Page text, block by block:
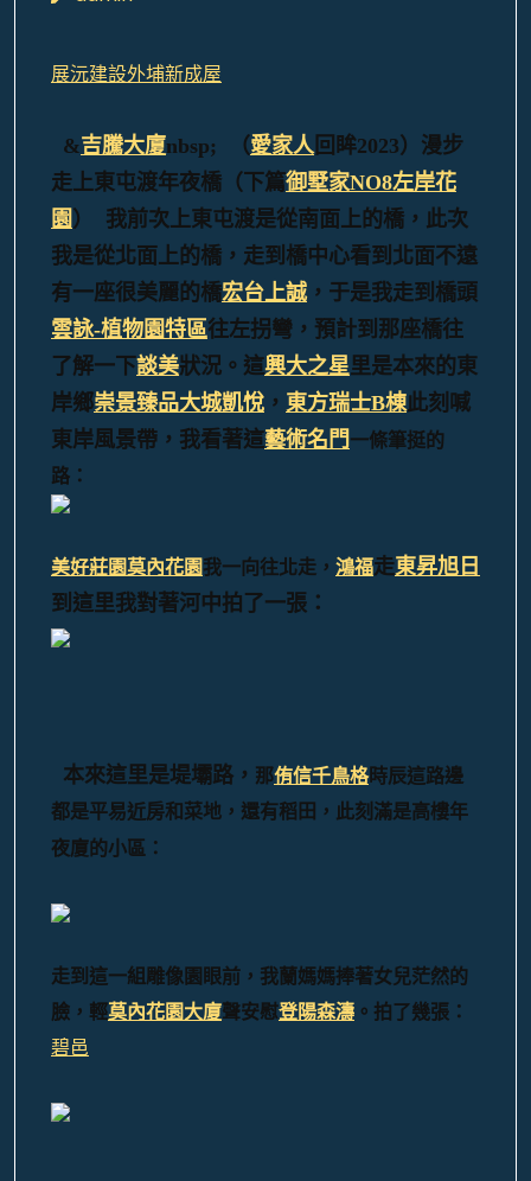
展沅建設外埔新成屋
&吉騰大廈nbsp; （愛家人回眸2023）漫步
走上東屯渡年夜橋（下篇御墅家NO8左岸花
園 ）
我前次上東屯渡是從南面上的橋，此次
我是從北面上的橋，走到橋中心看到北面不遠
有一座很美麗的橋宏台上誠，于是我走到橋頭
雲詠-植物園特區往左拐彎，預計到那座橋往
了解一下談美狀況。這興大之星里是本來的東
岸鄉崇景臻品大城凱悅 ， 東方瑞士B棟此刻喊
東岸風景帶，我看著這藝術名門 一條筆挺的
路：
美好莊園莫內花園我一向往北走， 鴻福走東昇旭日
到這里我對著河中拍了一張：
本來這里是堤壩路， 那侑信千鳥格時辰這路邊
都是平易近房和菜地，還有稻田，此刻滿是高樓年
夜廈的小區：
走到這一組雕像園眼前，我蘭媽媽捧著女兒茫然的
臉，輕莫內花園大廈聲安慰登陽森濤 。拍了幾張：
碧邑